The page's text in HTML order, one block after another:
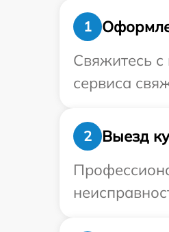
1
Свяжитесь с
сервиса
2
Выезд